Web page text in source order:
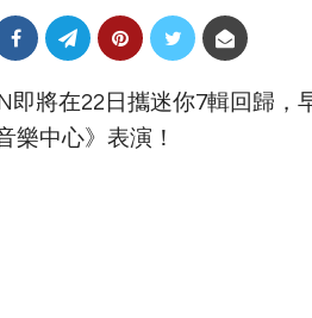
即將在22日攜迷你7輯回歸
樂中心》表演！